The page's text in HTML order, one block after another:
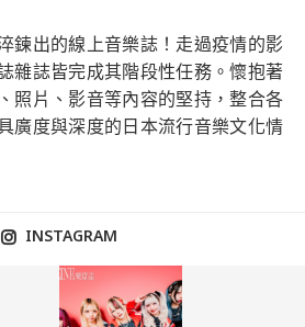
鍊出的線上音樂誌！走過疫情的影
雜誌皆完成其階段性任務。懷抱著
照片、影音等內容的堅持，整合各
廣度與深度的日本流行音樂文化情
INSTAGRAM